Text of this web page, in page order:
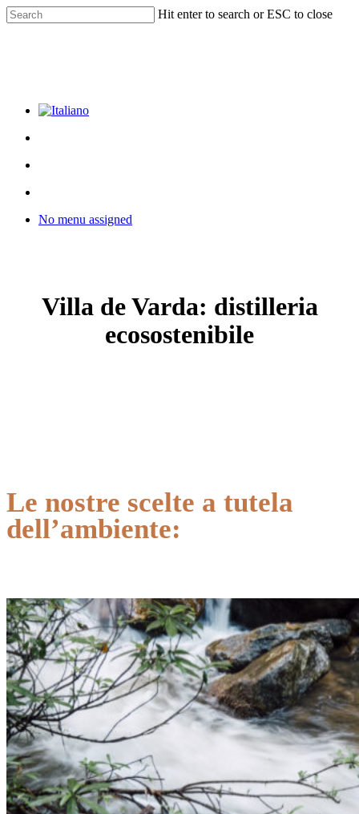
Skip
to
Hit enter to search or ESC to close
Menu
search
Menu No menu assigned
Villa de Varda: distilleria
ecosostenibile
Le nostre scelte a tutela
dell’ambiente: